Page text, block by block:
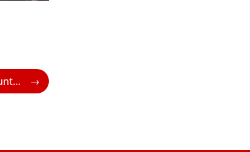
ÖAMTC: Weihnachten unter Palmen – Tipps für die Fernreise